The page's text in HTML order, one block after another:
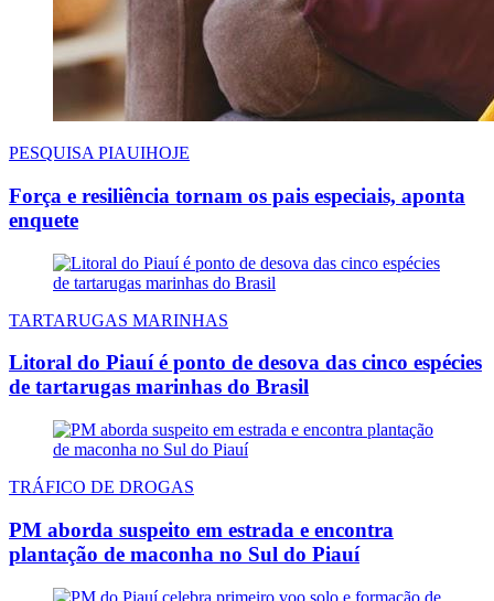
PESQUISA PIAUIHOJE
Força e resiliência tornam os pais especiais, aponta
enquete
TARTARUGAS MARINHAS
Litoral do Piauí é ponto de desova das cinco espécies
de tartarugas marinhas do Brasil
TRÁFICO DE DROGAS
PM aborda suspeito em estrada e encontra
plantação de maconha no Sul do Piauí